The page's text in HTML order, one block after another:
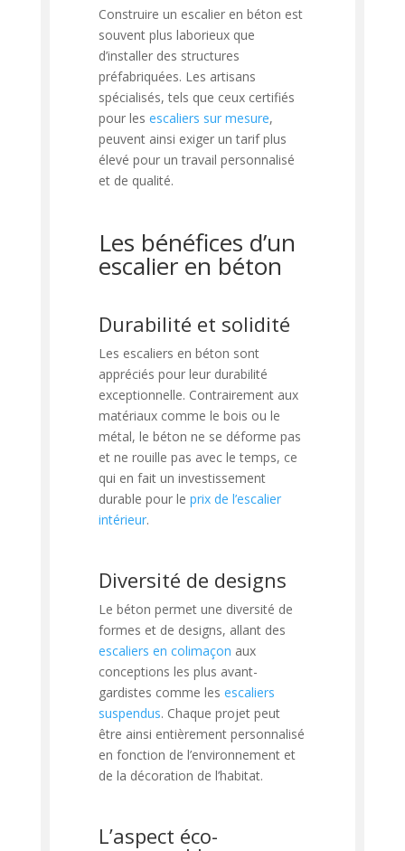
Construire un escalier en béton est
souvent plus laborieux que
d’installer des structures
préfabriquées. Les artisans
spécialisés, tels que ceux certifiés
pour les escaliers sur mesure,
peuvent ainsi exiger un tarif plus
élevé pour un travail personnalisé
et de qualité.
Les bénéfices d’un
escalier en béton
Durabilité et solidité
Les escaliers en béton sont
appréciés pour leur durabilité
exceptionnelle. Contrairement aux
matériaux comme le bois ou le
métal, le béton ne se déforme pas
et ne rouille pas avec le temps, ce
qui en fait un investissement
durable pour le prix de l’escalier
intérieur.
Diversité de designs
Le béton permet une diversité de
formes et de designs, allant des
escaliers en colimaçon aux
conceptions les plus avant-
gardistes comme les escaliers
suspendus. Chaque projet peut
être ainsi entièrement personnalisé
en fonction de l’environnement et
de la décoration de l’habitat.
L’aspect éco-